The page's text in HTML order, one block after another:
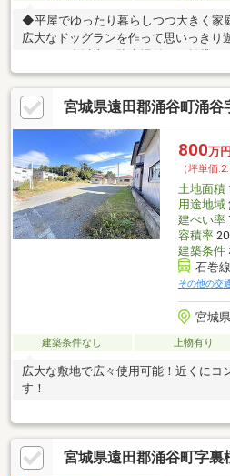
◆平屋でゆったり暮らしつつ大きく家
広大なドッグランを作って思いっきり
社員様の寮を整備したい企業様◆資材
様６００坪あるからこそ出来ることが
ださい（´艸｀＊）
宮城県遠田郡涌谷町涌谷
800万円
（坪単価
土地面積
用途地域
建ぺい率
容積率
建築条件
石巻
その他の交
宮城
建築条件なし 上物有り
広大な敷地で広々使用可能！近くにコ
す！
宮城県遠田郡涌谷町字裏